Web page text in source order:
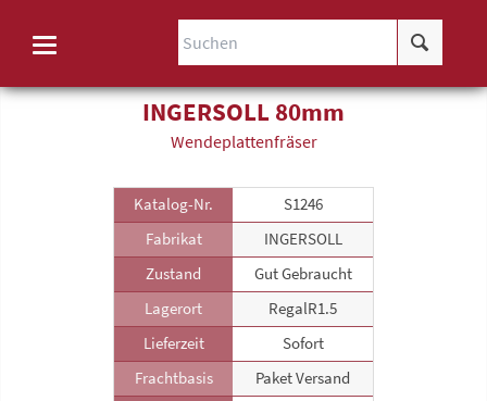
INGERSOLL 80mm
Wende­plattenfräser
Katalog-Nr.
S1246
Fabrikat
INGERSOLL
Zustand
Gut Gebraucht
Lagerort
RegalR1.5
Lieferzeit
Sofort
Frachtbasis
Paket Versand